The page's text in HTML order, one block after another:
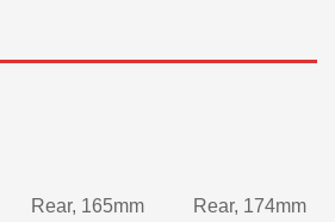
Rear, 165mm Rear, 174mm